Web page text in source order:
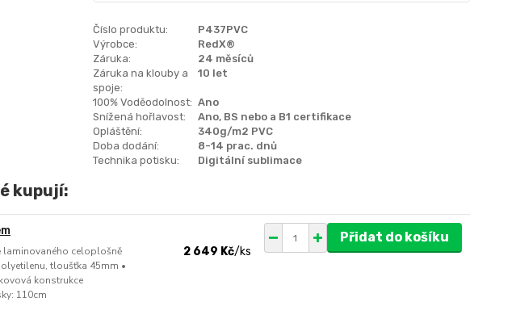
Číslo produktu:
P437PVC
Výrobce:
RedX®
Záruka:
24 měsíců
Záruka na klouby a
spoje:
10 let
100% Voděodolnost: Ano
Snížená hořlavost:
Ano, BS nebo a B1 certifikace
Opláštění:
340g/m2 PVC
Doba dodání:
8-14 prac. dnů
Technika potisku:
Digitální sublimace
kupují:
laminovaného celoplošně
tloušťka 45mm •
konstrukce
110cm
2 649 Kč/ks
Přidat do košíku